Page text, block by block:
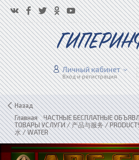
Личный кабинет
Вход и регистрация
Назад
Главная»ЧАСТНЫЕ БЕСПЛАТНЫЕ
ТОВАРЫ УСЛУГИ / 产品与服务 / PRODUCTS
水 / WATER